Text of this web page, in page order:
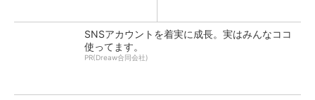
SNSアカウントを着実に成長。実はみんなココ
使ってます。
PR(Dreaw合同会社)